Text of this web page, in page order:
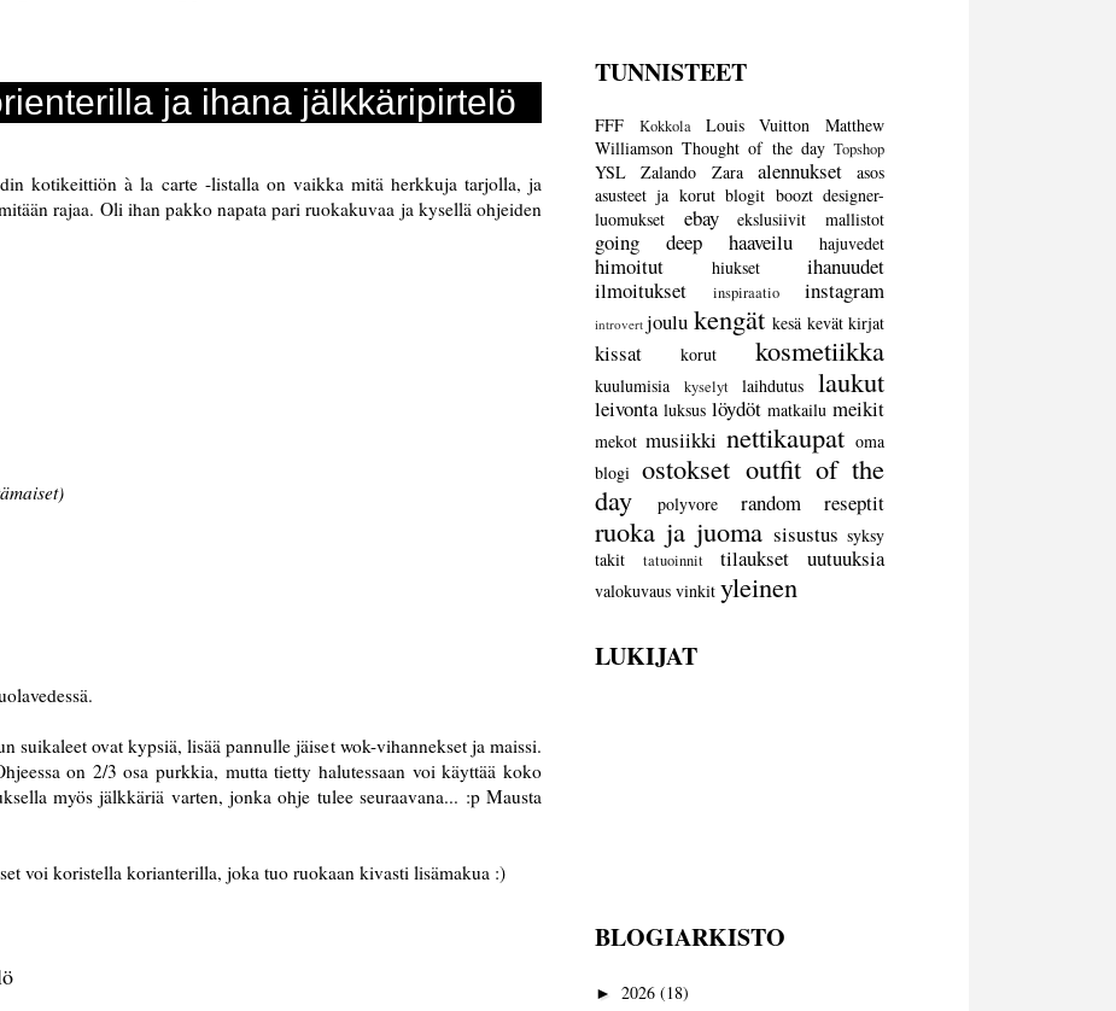
ja ihana jälkkäripirtelö
kotikeittiön à la carte -listalla on vaikka mitä herkkuja tarjolla, ja
rajaa. Oli ihan pakko napata pari ruokakuvaa ja kysellä ohjeiden
suikaleet ovat kypsiä, lisää pannulle jäiset wok-vihannekset ja maissi.
on 2/3 osa purkkia, mutta tietty halutessaan voi käyttää koko
myös jälkkäriä varten, jonka ohje tulee seuraavana... :p Mausta
voi koristella korianterilla, joka tuo ruokaan kivasti lisämakua :)
TUNNISTEET
FFF Kokkola Louis Vuitton
Matthew
Williamson Thought of the day Topshop
YSL Zalando Zara alennukset
asos
asusteet ja korut blogit boozt designer-
luomukset
ebay ekslusiivit mallistot
going deep haaveilu hajuvedet
himoitut hiukset
ihanuudet
ilmoitukset
inspiraatio instagram
introvert joulu kengät kesä kevät kirjat
kissat korut kosmetiikka
kuulumisia kyselyt laihdutus laukut
leivonta luksus löydöt matkailu meikit
mekot musiikki nettikaupat oma
blogi ostokset outfit of the
day
polyvore random reseptit
ruoka ja juoma sisustus syksy
takit
tatuoinnit tilaukset uutuuksia
valokuvaus vinkit yleinen
LUKIJAT
BLOGIARKISTO
► 2026 (18)